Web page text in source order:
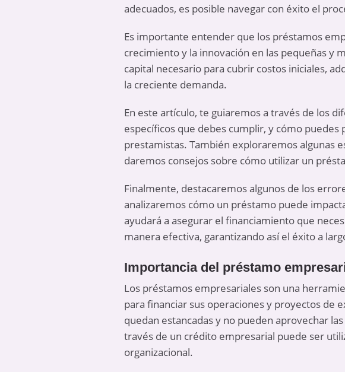
adecuados, es posible navegar con éxito el
Es importante entender que los préstamos
crecimiento y la innovación en las pequeñas y
capital necesario para cubrir costos iniciales,
la creciente demanda.
En este artículo, te guiaremos a través de los
específicos que debes cumplir, y cómo
prestamistas. También exploraremos algunas
daremos consejos sobre cómo utilizar un
Finalmente, destacaremos algunos de los
analizaremos cómo un préstamo puede
ayudará a asegurar el financiamiento que
manera efectiva, garantizando así el éxito a
Importancia del préstamo
Los préstamos empresariales son una
para financiar sus operaciones y proyectos de
quedan estancadas y no pueden aprovechar
través de un crédito empresarial puede ser
organizacional.